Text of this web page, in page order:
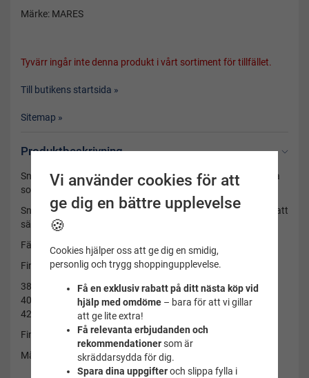
Märke: MARES
Tyvärr ingår inte denna produkt i vårt sortiment för tillfället.
Till butikens startsida »
Sitemap »
Produktbeskrivning
Snorkelfena Manta med mjukt och följsamt blad. Helfotsfena
som ger ett ypperligt stöd för foten.
Snorkelfenan skall endast användas i vattnet, och är lättast att
sätta på om foten är blöt Fenan är inte lämpad för att gå i.
Färg: Gul med svart fotficka och svart gummi på bladet.
Finns i storlek:
38-39
40-41
42-43
Finns även i stl 27-30, 31-33, 34-35, 36-37.
Märke: MARES
Vi använder cookies för att
ge dig en bättre upplevelse
🍪
Cookies hjälper oss att ge dig en smidig,
personlig och trygg shoppingupplevelse.
Få en exklusiv rabatt på ditt nästa köp vid
hjälp med omdöme– bara för att vi gillar
att ge lite extra!
Få relevanta erbjudanden och
rekommendationersom är
skräddarsydda för dig.
Spara dina uppgifteroch slippa fylla i